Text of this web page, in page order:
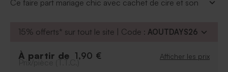
Ce faire part mariage chic avec cachet de cire et son
Cachet de cire inclus
15% offerts* sur tout le site | Code : AOUTDAYS26
À partir de 1,90 € Afficher les prix
Prix/pièce (T.T.C.)